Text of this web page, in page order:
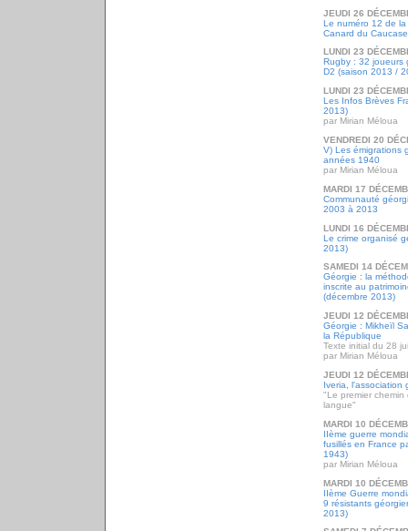
JEUDI 26
Le numéro 12 de
Canard du
LUNDI 23
Rugby : 32 joueurs
D2 (saison 2013 /
LUNDI 23
Les Infos Brèves
2013)
par Mirian Méloua
VENDREDI 20
V) Les émigrations
années 1940
par Mirian Méloua
MARDI 17
Communauté
2003 à 2013
LUNDI 16
Le crime organisé
2013)
SAMEDI 14
Géorgie : la
inscrite au
(décembre 2013)
JEUDI 12
Géorgie : Mikheïl
la République
Texte initial du 28
par Mirian Méloua
JEUDI 12
Iveria, l'association
"Le premier
langue"
MARDI 10
IIème guerre
fusillés en France
1943)
par Mirian Méloua
MARDI 10
IIème Guerre
9 résistants
2013)